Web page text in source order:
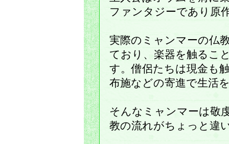
ファンタジーであり原
実際のミャンマーの仏
ており、楽器を触るこ
す。僧侶たちは現金も
布施などの寄進で生活
そんなミャンマーは敬
教の流れがちょっと違